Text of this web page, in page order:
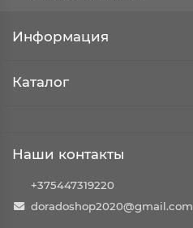
Информация
Каталог
Наши контакты
+375447319220
doradoshop2020@gmail.com